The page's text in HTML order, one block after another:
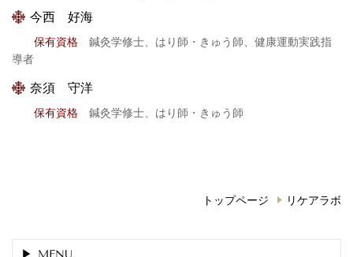
今西 好海
保有資格 鍼灸学修士、はり師・きゅう師、健康運動実践指
導者
奈須 守洋
保有資格 鍼灸学修士、はり師・きゅう師
トップページ リケアラボ
MENU